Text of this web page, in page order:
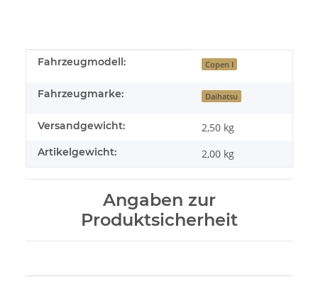
Produkteigenschaft
Wert
Fahrzeugmodell: Copen I
Fahrzeugmarke: Daihatsu
Versandgewicht: 2,50 kg
Artikelgewicht: 2,00 kg
Angaben zur
Produktsicherheit